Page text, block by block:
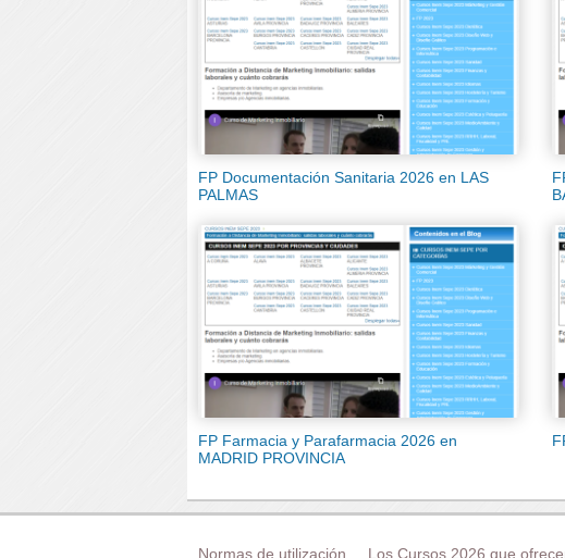
FP Documentación Sanitaria 2026 en LAS
PALMAS
FP Farmacia y Parafarmacia 2026 en
MADRID PROVINCIA
Normas de utilización Los Cursos 2026 que